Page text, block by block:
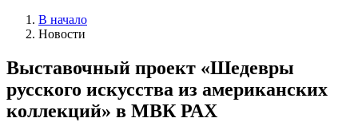
В начало
Новости
Выставочный проект «Шедевры
русского искусства из американских
коллекций» в МВК РАХ